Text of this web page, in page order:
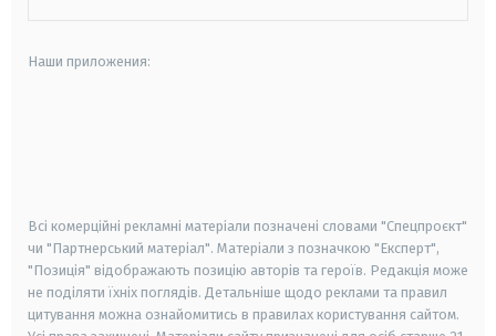
Наши приложения:
Всі комерційні рекламні матеріали позначені словами "Спецпроєкт"
чи "Партнерський матеріал". Матеріали з позначкою "Експерт",
"Позиція" відображають позицію авторів та героїв. Редакція може
не поділяти їхніх поглядів. Детальніше щодо реклами та правил
цитування можна ознайомитись в правилах користування сайтом.